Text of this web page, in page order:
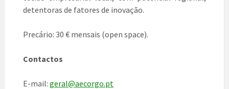
detentoras de fatores de inovação.
Precário: 30 € mensais (open space).
Contactos
E-mail: geral@aecorgo.pt